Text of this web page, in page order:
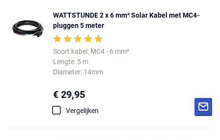
WATTSTUNDE 2 x 6 mm² Solar Kabel met MC4-
pluggen 5 meter
Soort kabel: MC4 - 6 mm²
Lengte: 5 m
Diameter: 14mm
€ 29,95
Vergelijken